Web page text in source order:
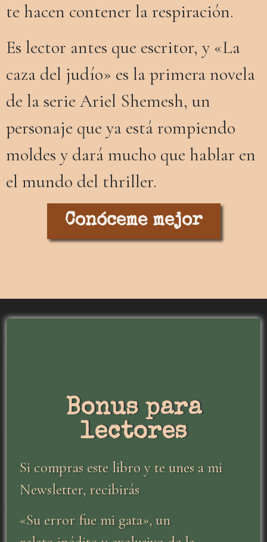
te hacen contener la respiración.
Es lector antes que escritor, y «La
caza del judío» es la primera novela
de la serie Ariel Shemesh, un
personaje que ya está rompiendo
moldes y dará mucho que hablar en
el mundo del thriller.
Conóceme mejor
Bonus para
lectores
Si compras este libro y te unes a mi
Newsletter, recibirás
«Su error fue mi gata», un